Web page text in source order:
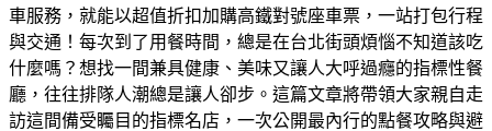
車服務，就能以超值折扣加購高鐵對號座車票，一站打包行程
與交通！每次到了用餐時間，總是在台北街頭煩惱不知道該吃
什麼嗎？想找一間兼具健康、美味又讓人大呼過癮的指標性餐
廳，往往排隊人潮總是讓人卻步。這篇文章將帶領大家親自走
訪這間備受矚目的指標名店，一次公開最內行的點餐攻略與避